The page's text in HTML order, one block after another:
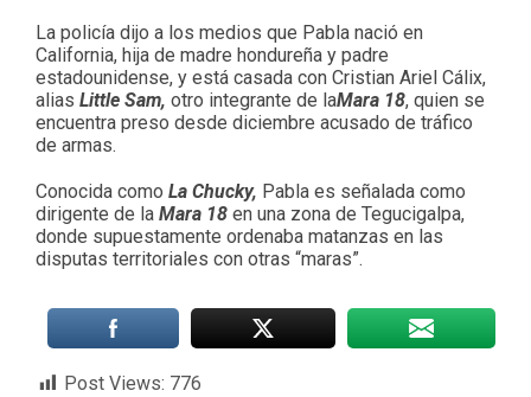
La policía dijo a los medios que Pabla nació en
California, hija de madre hondureña y padre
estadounidense, y está casada con Cristian Ariel Cálix,
alias Little Sam, otro integrante de laMara 18, quien se
encuentra preso desde diciembre acusado de tráfico
de armas.
Conocida como La Chucky, Pabla es señalada como
dirigente de la Mara 18 en una zona de Tegucigalpa,
donde supuestamente ordenaba matanzas en las
disputas territoriales con otras “maras”.
Post Views: 776